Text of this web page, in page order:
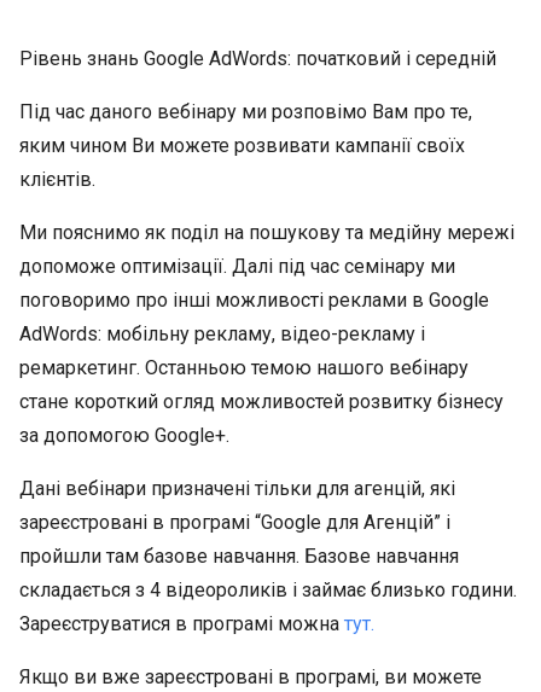
Рівень знань Google AdWords: початковий і середній
Під час даного вебінару ми розповімо Вам про те,
яким чином Ви можете розвивати кампанії своїх
клієнтів.
Ми пояснимо як поділ на пошукову та медійну мережі
допоможе оптимізації. Далі під час семінару ми
поговоримо про інші можливості реклами в Google
AdWords: мобільну рекламу, відео-рекламу і
ремаркетинг. Останньою темою нашого вебінару
стане короткий огляд можливостей розвитку бізнесу
за допомогою Google+.
Дані вебінари призначені тільки для агенцій, які
зареєстровані в програмі “Google для Агенцій” і
пройшли там базове навчання. Базове навчання
складається з 4 відеороликів і займає близько години.
Зареєструватися в програмі можна тут.
Якщо ви вже зареєстровані в програмі, ви можете